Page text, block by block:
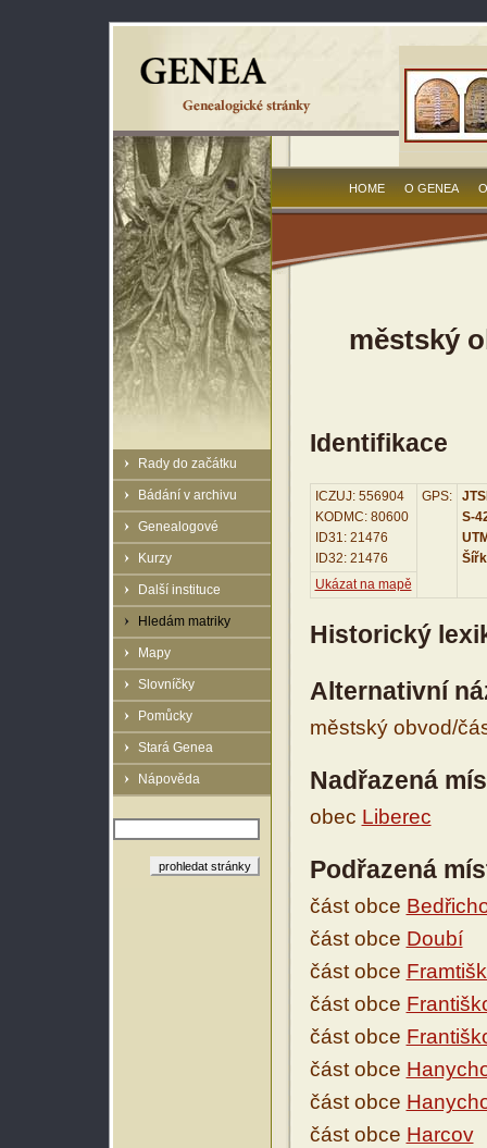
Rady do začátku
Bádání v archivu
Genealogové
Kurzy
Další instituce
Hledám matriky
Mapy
Slovníčky
Pomůcky
Stará Genea
Nápověda
HOME O GENEA
městský
Identifikace
ICZUJ: 556904
KODMC: 80600
ID31: 21476
ID32: 21476
GPS:
S-
Ukázat na mapě
Historický
Alternativní
městský obvod/
Nadřazená
obec Liberec
Podřazená
část obce
část obce Doubí
část obce
část obce
část obce
část obce
část obce
část obce Harcov